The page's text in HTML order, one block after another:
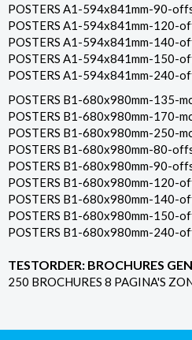
POSTERS A1-594x841mm-90-
POSTERS A1-594x841mm-120-
POSTERS A1-594x841mm-140-
POSTERS A1-594x841mm-150-
POSTERS A1-594x841mm-240-
POSTERS B1-680x980mm-135-
POSTERS B1-680x980mm-170-
POSTERS B1-680x980mm-250-
POSTERS B1-680x980mm-80-
POSTERS B1-680x980mm-90-
POSTERS B1-680x980mm-120-
POSTERS B1-680x980mm-140-
POSTERS B1-680x980mm-150-
POSTERS B1-680x980mm-240-
TESTORDER: BROCHURES
250 BROCHURES 8 PAGINA'S